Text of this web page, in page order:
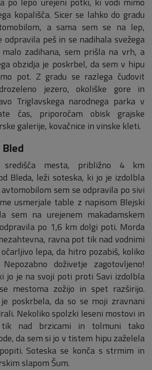
kopališča. Sicer se lahko do gradu
a sama sem se na lep,
odpravila peš in se nadihala svežega
zadihana, sem prišla na vrh, a
obzidja je poskrbel, da sem v hipu
pot. Z gradu se razlega čudovit
jezero, okoliške gore in
Triglavskega narodnega parka v
čas, priporočam obisk grajske
galerije, kovačnice in vinske kleti.
mesta, približno 4 km
Bleda, leži soteska, ki jo je izdolbla
sem se odpravila po sivi
usmerjale table z napisom Blejski
sem na urejenem makadamskem
po 1,6 km dolgi poti. Morda
ravna pot tik nad vodnimi
lepa, da hitro pozabiš, koliko
doživetje zagotovljeno!
jo je na svoji poti proti Savi izdolbla
mestoma zožijo in spet razširijo.
poskrbela, da so se moji zravnani
Nekoliko spolzki leseni mostovi in
tik nad brzicami in tolmuni tako
da sem si jo v tistem hipu zaželela
Soteska se konča s strmim in
slapom Šum.